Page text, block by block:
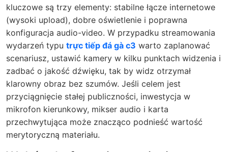
kluczowe są trzy elementy: stabilne łącze internetowe
(wysoki upload), dobre oświetlenie i poprawna
konfiguracja audio-video. W przypadku streamowania
wydarzeń typu trực tiếp đá gà c3 warto zaplanować
scenariusz, ustawić kamery w kilku punktach widzenia i
zadbać o jakość dźwięku, tak by widz otrzymał
klarowny obraz bez szumów. Jeśli celem jest
przyciągnięcie stałej publiczności, inwestycja w
mikrofon kierunkowy, mikser audio i karta
przechwytująca może znacząco podnieść wartość
merytoryczną materiału.